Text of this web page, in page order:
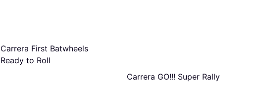
Carrera First Batwheels
Ready to Roll
Carrera GO!!! Super Rally